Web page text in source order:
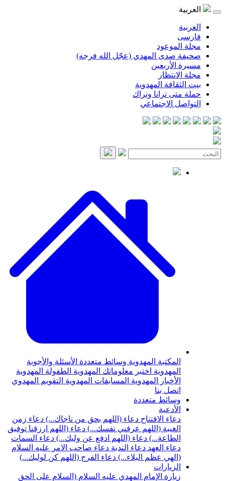
العربية
العربية
فارسی
مجلة الموعود
صحيفة صدى المهدي (عجّل الله فرجه)
مسيرة الأربعين
مجلة الانتظار
بيت الثقافة المهدوية
حملة متى ترانا ونراك
التواصل الاجتماعي
المكتبة المهدوية وسائط متعددة الأسئلة والأجوبة
المهدوية اختبر معلوماتك المهدوية الطفولة المهدوية
الأخبار المهدوية المسابقات المهدوية التقويم المهدوي
اتصل بنا
وسائط متعددة
الأدعية
دعاء الافتتاح دعاء (اللهم بحق من ناجاك...) دعاء زمن
الغيبة (اللهم عرفني نفسك...) دعاء (اللهم ارزقنا توفيق
الطاعة...) دعاء (اللهم ادفع عن وليك...) دعاء السمات
دعاء العهد دعاء الندبة دعاء صاحب الامر عليه السلام
(الهي عظم البلاء...) دعاء الفرج (اللهم كن لوليك...)
الزيارات
زيارة الإمام المهدي عليه السلام (السلام على الحق